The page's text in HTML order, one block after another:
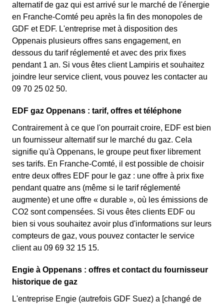
alternatif de gaz qui est arrivé sur le marché de l'énergie
en Franche-Comté peu après la fin des monopoles de
GDF et EDF. L'entreprise met à disposition des
Oppenais plusieurs offres sans engagement, en
dessous du tarif réglementé et avec des prix fixes
pendant 1 an. Si vous êtes client Lampiris et souhaitez
joindre leur service client, vous pouvez les contacter au
09 70 25 02 50.
EDF gaz Oppenans : tarif, offres et téléphone
Contrairement à ce que l'on pourrait croire, EDF est bien
un fournisseur alternatif sur le marché du gaz. Cela
signifie qu'à Oppenans, le groupe peut fixer librement
ses tarifs. En Franche-Comté, il est possible de choisir
entre deux offres EDF pour le gaz : une offre à prix fixe
pendant quatre ans (même si le tarif réglementé
augmente) et une offre « durable », où les émissions de
CO2 sont compensées. Si vous êtes clients EDF ou
bien si vous souhaitez avoir plus d'informations sur leurs
compteurs de gaz, vous pouvez contacter le service
client au 09 69 32 15 15.
Engie à Oppenans : offres et contact du fournisseur
historique de gaz
L'entreprise Engie (autrefois GDF Suez) a [changé de